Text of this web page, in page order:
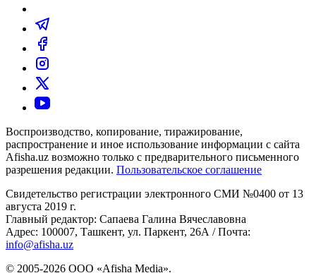
Воспроизводство, копирование, тиражирование,
распространение и иное использование информации с сайта
Afisha.uz возможно только с предварительного письменного
разрешения редакции. Пользовательское соглашение
Свидетельство регистрации электронного СМИ №0400 от 13
августа 2019 г.
Главный редактор: Сапаева Галина Вячеславовна
Адрес: 100007, Ташкент, ул. Паркент, 26А / Почта:
info@afisha.uz
© 2005-2026 ООО «Afisha Media».